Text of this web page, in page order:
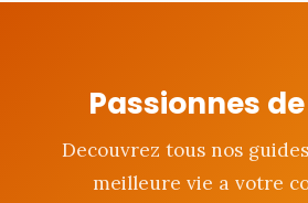
Passionnes
Decouvrez tous nos
meilleure vie a votre